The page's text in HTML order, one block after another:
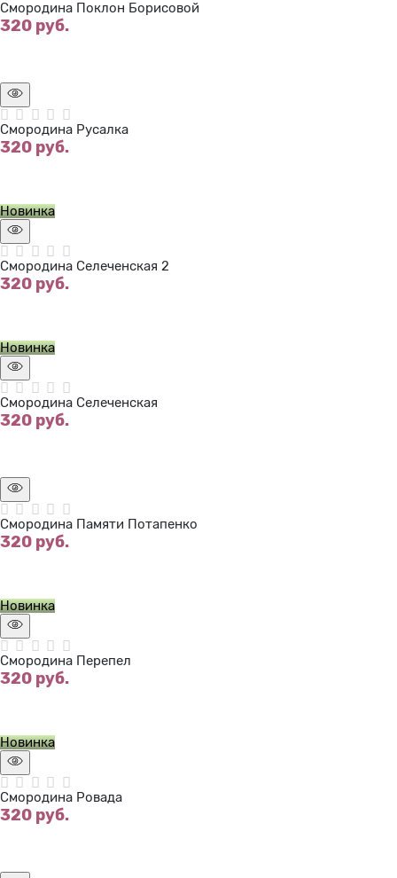
Смородина Поклон Борисовой
320 руб.
Смородина Русалка
320 руб.
Новинка
Смородина Селеченская 2
320 руб.
Новинка
Смородина Селеченская
320 руб.
Смородина Памяти Потапенко
320 руб.
Новинка
Смородина Перепел
320 руб.
Новинка
Смородина Ровада
320 руб.